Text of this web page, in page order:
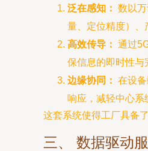
泛在感知： 数以
量、定位精度）、
高效传导： 通过
保信息的即时性与
边缘协同： 在设
响应，减轻中心系
这套系统使得工厂具备
三、 数据驱动